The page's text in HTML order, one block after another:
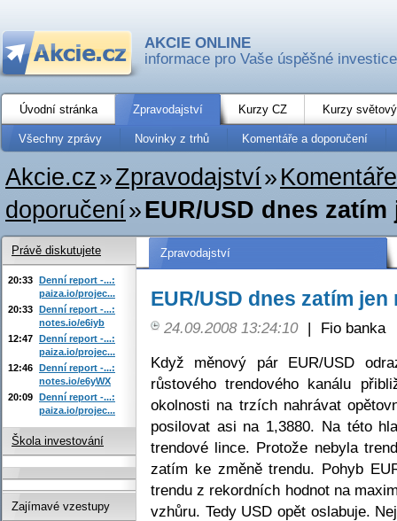
AKCIE ONLINE
informace pro Vaše úspěšné investice
Úvodní stránka Zpravodajství Kurzy CZ Kurzy
Všechny zprávy Novinky z trhů Komentáře a doporučení
Akcie.cz»Zpravodajství»
doporučení»EUR/USD dnes
Zpravodajství
EUR/USD dnes zatím
24.09.2008 13:24:10 |
Fio banka
Když měnový pár EUR/USD
růstového trendového kanálu
okolnosti na trzích nahrávat
posilovat asi na 1,3880. Na této
trendové lince. Protože nebyla
zatím ke změně trendu. Pohyb
trendu z rekordních hodnot na
vzhůru. Tedy USD opět oslabuje.
Právě diskutujete
20:33 Denní report -...:
paiza.io/projec...
20:33 Denní report -...:
notes.io/e6iyb
12:47 Denní report -...:
paiza.io/projec...
12:46 Denní report -...:
notes.io/e6yWX
20:09 Denní report -...:
paiza.io/projec...
Škola investování
Zajímavé vzestupy